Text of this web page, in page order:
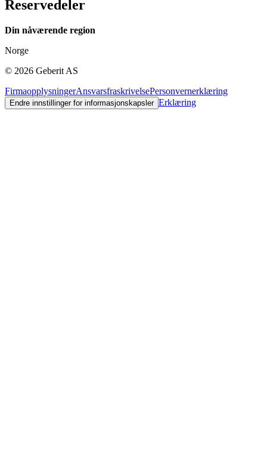
Reservedeler
Din nåværende region
Norge
© 2026 Geberit AS
FirmaopplysningerAnsvarsfraskrivelsePersonvernerklæring
Endre innstillinger for informasjonskapsler Erklæring